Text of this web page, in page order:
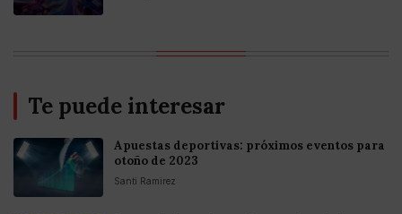
Te puede interesar
Apuestas deportivas: próximos eventos para
otoño de 2023
Santi Ramirez